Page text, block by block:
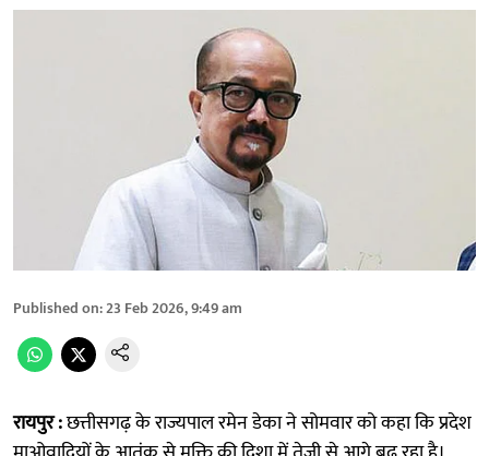
Published on:23 Feb 2026, 9:49 am
रायपुर :छत्तीसगढ़ के राज्यपाल रमेन डेका ने सोमवार को कहा कि प्रदेश